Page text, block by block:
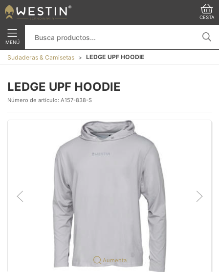
CESTA
MENÚ
Sudaderas & Camisetas LEDGE UPF HOODIE
LEDGE UPF HOODIE
Número de artículo: A157-838-S
Aumenta